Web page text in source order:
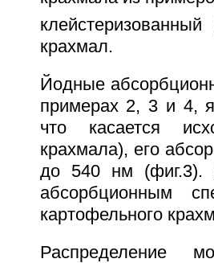
крахмал.
Йодные
примерах 2, 3 и 4,
что касается
крахмала), его
до 540 нм (фиг.3).
абсорбционным
картофельного
Распределение